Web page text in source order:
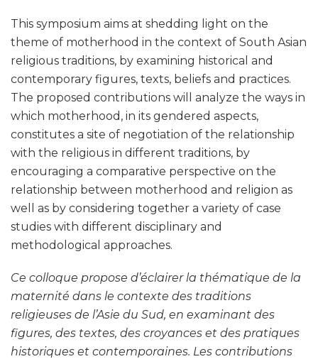
This symposium aims at shedding light on the
theme of motherhood in the context of South Asian
religious traditions, by examining historical and
contemporary figures, texts, beliefs and practices.
The proposed contributions will analyze the ways in
which motherhood, in its gendered aspects,
constitutes a site of negotiation of the relationship
with the religious in different traditions, by
encouraging a comparative perspective on the
relationship between motherhood and religion as
well as by considering together a variety of case
studies with different disciplinary and
methodological approaches.
Ce colloque propose d’éclairer la thématique de la
maternité dans le contexte des traditions
religieuses de l’Asie du Sud, en examinant des
figures, des textes, des croyances et des pratiques
historiques et contemporaines. Les contributions